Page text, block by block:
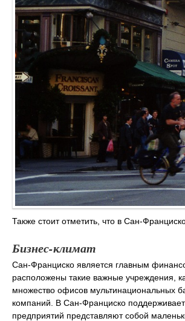
Также стоит отметить, что в Сан-
Бизнес-климат
Сан-Франциско является главным
расположены такие важные учреждения,
множество офисов мультинациональных
компаний. В Сан-Франциско
предприятий представляют собой